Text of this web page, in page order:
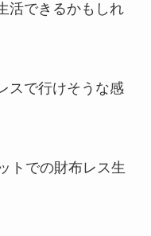
活できるかもしれ
スで行けそうな感
トでの財布レス生